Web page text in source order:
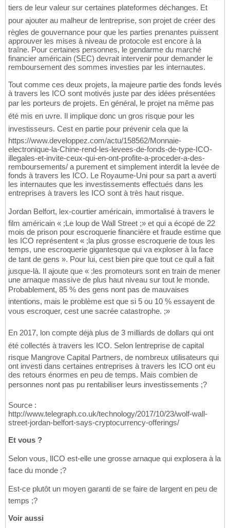
tiers de leur valeur sur certaines plateformes déchanges. Et
pour ajouter au malheur de lentreprise, son projet de créer des
règles de gouvernance pour que les parties prenantes puissent
approuver les mises à niveau de protocole est encore à la
traîne. Pour certaines personnes, le gendarme du marché
financier américain (SEC) devrait intervenir pour demander le
remboursement des sommes investies par les internautes.
Tout comme ces deux projets, la majeure partie des fonds levés
à travers les ICO sont motivés juste par des idées présentées
par les porteurs de projets. En général, le projet na même pas
été mis en uvre. Il implique donc un gros risque pour les
investisseurs. Cest en partie pour prévenir cela que la
https://www.developpez.com/actu/158562/Monnaie-
electronique-la-Chine-rend-les-levees-de-fonds-de-type-ICO-
illegales-et-invite-ceux-qui-en-ont-profite-a-proceder-a-des-
remboursements/ a purement et simplement interdit la levée de
fonds à travers les ICO. Le Royaume-Uni pour sa part a averti
les internautes que les investissements effectués dans les
entreprises à travers les ICO sont à très haut risque.
Jordan Belfort, lex-courtier américain, immortalisé à travers le
film américain « ;Le loup de Wall Street ;» et qui a écopé de 22
mois de prison pour escroquerie financière et fraude estime que
les ICO représentent « ;la plus grosse escroquerie de tous les
temps, une escroquerie gigantesque qui va exploser à la face
de tant de gens ». Pour lui, cest bien pire que tout ce quil a fait
jusque-là. Il ajoute que « ;les promoteurs sont en train de mener
une arnaque massive de plus haut niveau sur tout le monde.
Probablement, 85 % des gens nont pas de mauvaises
intentions, mais le problème est que si 5 ou 10 % essayent de
vous escroquer, cest une sacrée catastrophe. ;»
En 2017, lon compte déjà plus de 3 milliards de dollars qui ont
été collectés à travers les ICO. Selon lentreprise de capital
risque Mangrove Capital Partners, de nombreux utilisateurs qui
ont investi dans certaines entreprises à travers les ICO ont eu
des retours énormes en peu de temps. Mais combien de
personnes nont pas pu rentabiliser leurs investissements ;?
Source :
http://www.telegraph.co.uk/technology/2017/10/23/wolf-wall-
street-jordan-belfort-says-cryptocurrency-offerings/
Et vous ?
Selon vous, lICO est-elle une grosse arnaque qui explosera à la
face du monde ;?
Est-ce plutôt un moyen garanti de se faire de largent en peu de
temps ;?
Voir aussi